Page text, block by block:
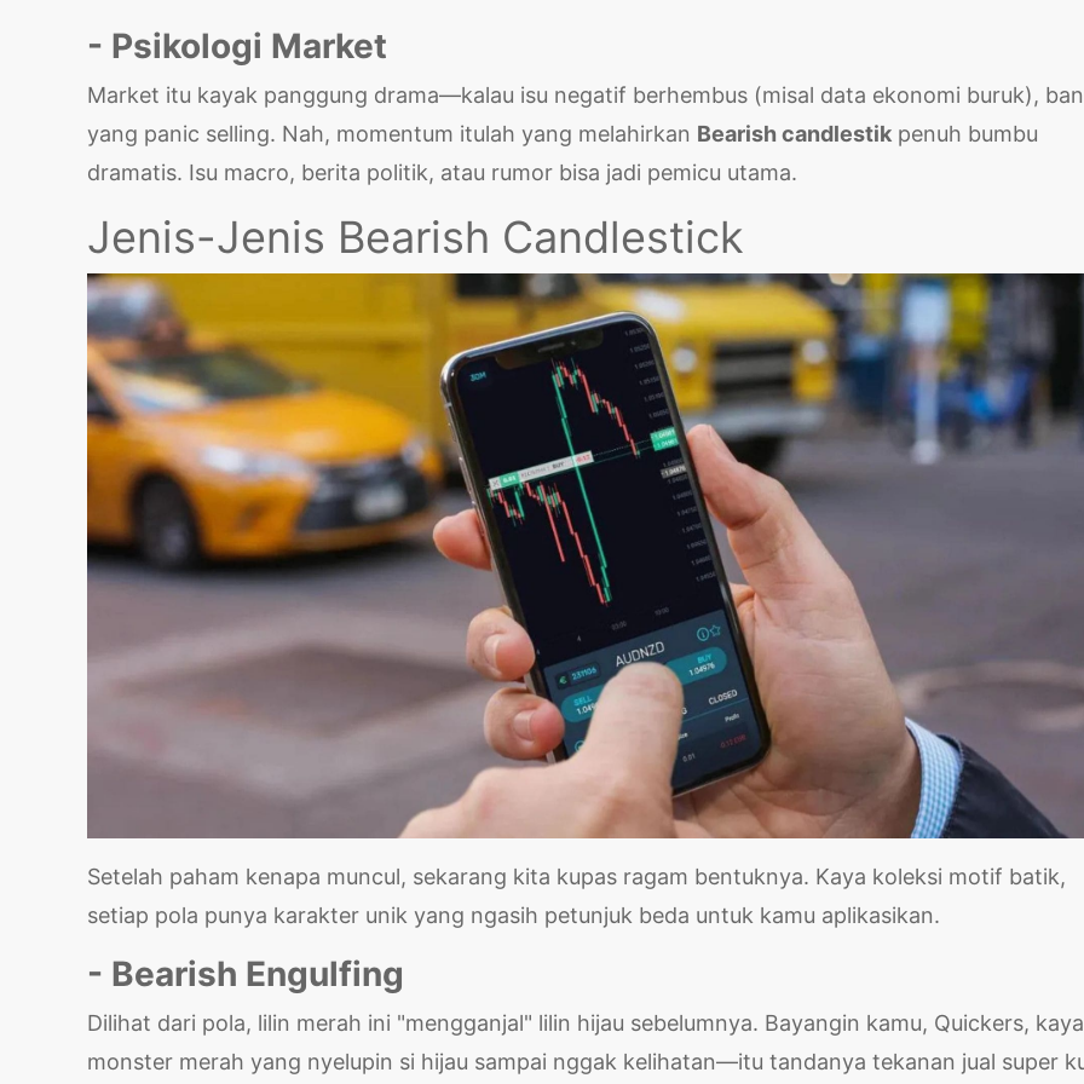
- Psikologi Market
Market itu kayak panggung drama—kalau isu negatif berhembus (misal data ekonomi buruk),
yang panic selling. Nah, momentum itulah yang melahirkan Bearish candlestik penuh bumbu
dramatis. Isu macro, berita politik, atau rumor bisa jadi pemicu utama.
Jenis-Jenis Bearish Candlestick
Setelah paham kenapa muncul, sekarang kita kupas ragam bentuknya. Kaya koleksi motif batik,
setiap pola punya karakter unik yang ngasih petunjuk beda untuk kamu aplikasikan.
- Bearish Engulfing
Dilihat dari pola, lilin merah ini "mengganjal" lilin hijau sebelumnya. Bayangin kamu, Quickers,
monster merah yang nyelupin si hijau sampai nggak kelihatan—itu tandanya tekanan jual super